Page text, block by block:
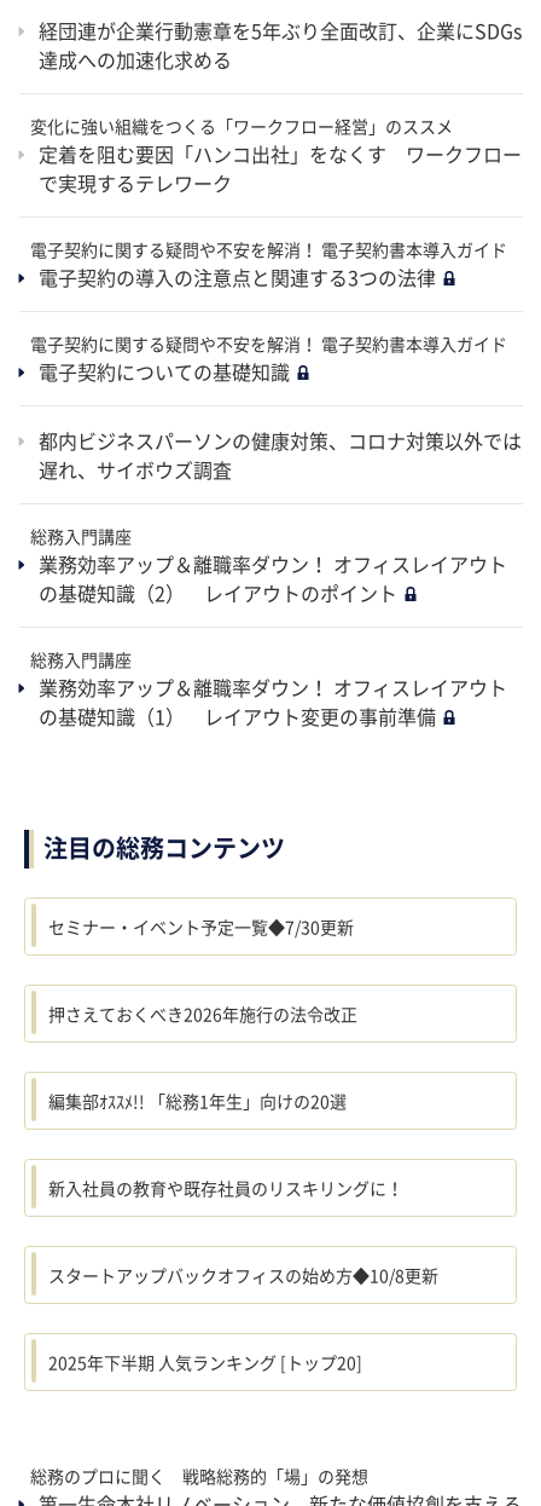
経団連が企業行動憲章を5年ぶり全面改訂、企業にSDGs
達成への加速化求める
変化に強い組織をつくる「ワークフロー経営」のススメ
定着を阻む要因「ハンコ出社」をなくす ワークフロー
で実現するテレワーク
電子契約に関する疑問や不安を解消！ 電子契約書本導入ガイド
電子契約の導入の注意点と関連する3つの法律
電子契約に関する疑問や不安を解消！ 電子契約書本導入ガイド
電子契約についての基礎知識
都内ビジネスパーソンの健康対策、コロナ対策以外では
遅れ、サイボウズ調査
総務入門講座
業務効率アップ＆離職率ダウン！ オフィスレイアウト
の基礎知識（2） レイアウトのポイント
総務入門講座
業務効率アップ＆離職率ダウン！ オフィスレイアウト
の基礎知識（1） レイアウト変更の事前準備
総務のプロに聞く 戦略総務的「場」の発想
注目の総務コンテンツ
セミナー・イベント予定一覧◆7/30更新
押さえておくべき2026年施行の法令改正
編集部ｵｽｽﾒ!! 「総務1年生」向けの20選
新入社員の教育や既存社員のリスキリングに！
スタートアップバックオフィスの始め方◆10/8更新
2025年下半期 人気ランキング [トップ20]